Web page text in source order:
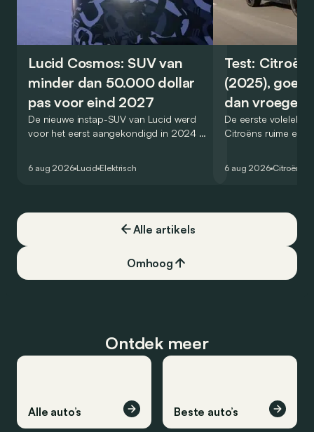
Lucid Cosmos: SUV van
minder dan 50.000 dollar
pas voor eind 2027
De nieuwe instap-SUV van Lucid werd
voor het eerst aangekondigd in 2024 en
constructeur vervoegen.
6 aug 2026 Lucid Elektrisch
Test: Citroën
(2025), goed
dan vroeger
De eerste
Citroëns ruime en
dat ook gelukt?
6 aug 2026 Citroën
Alle artikels
Omhoog
Ontdek meer
Alle auto’s Beste auto’s